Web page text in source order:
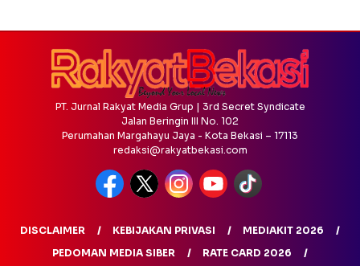
PT. Jurnal Rakyat Media Grup | 3rd Secret Syndicate
Jalan Beringin III No. 102
Perumahan Margahayu Jaya - Kota Bekasi – 17113
redaksi@rakyatbekasi.com
DISCLAIMER KEBIJAKAN PRIVASI
MEDIAKIT 2026
PEDOMAN MEDIA SIBER
RATE CARD 2026